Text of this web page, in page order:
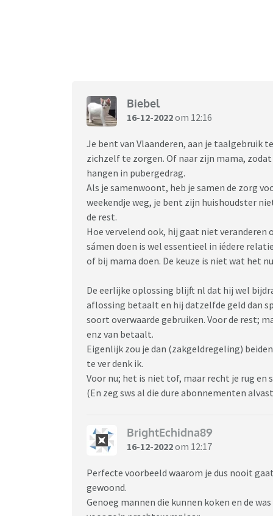
Biebel
16-12-2022om 12:16
Je bent van Vlaanderen, aan je taalgebruik
zichzelf te zorgen. Of naar zijn mama,
hangen in pubergedrag.
Als je samenwoont, heb je samen de zorg
weekendje weg, je bent zijn huishoudster
de rest.
Hoe vervelend ook, hij gaat niet
sámen doen is wel essentieel in iédere
of bij mama doen. De keuze is niet wat het
De eerlijke oplossing blijft nl dat hij wel
aflossing betaalt en hij datzelfde geld dan
soort overwaarde gebruiken. Voor de rest;
enz van betaalt.
Eigenlijk zou je dan (zakgeldregeling)
te ver denk ik.
Voor nu; het is niet tof, maar recht je rug en
(En zeg sws al die dure abonnementen
BrightEchidna89
16-12-2022om 12:17
Perfecte voorbeeld waarom je dus nooit
gewoond.
Genoeg mannen die kunnen koken en de